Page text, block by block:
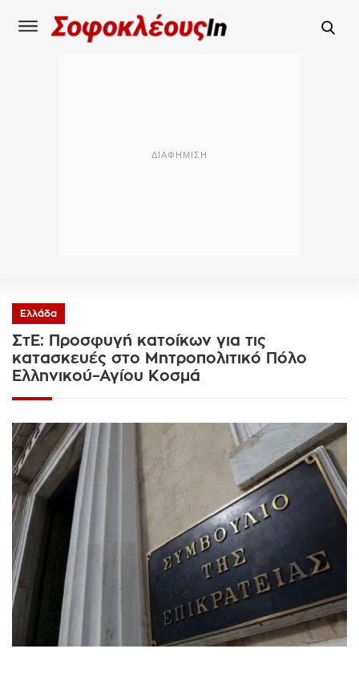
Ελλάδα
ΣτΕ: Προσφυγή κατοίκων για τις
κατασκευές στο Μητροπολιτικό Πόλο
Ελληνικού–Αγίου Κοσμά